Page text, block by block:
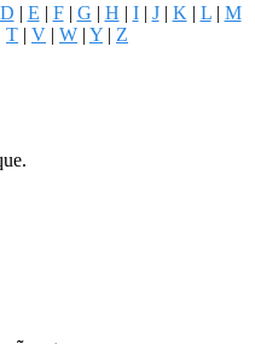
D | E | F| G | H | I| J| K | L| M
T | V | W | Y | Z